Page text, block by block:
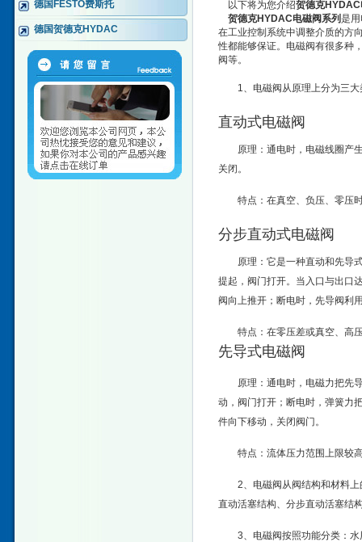
德国FESTO费斯托
德国贺德克HYDAC
以下将为您介绍贺德克
贺德克HYDAC电磁阀系列是
在工业控制系统中调整介质的方
性都能够保证。电磁阀有很多种
阀等。
1、电磁阀从原理上分为三大
直动式电磁阀
原理：通电时，电磁线圈产
关闭。
特点：在真空、负压、零压
分步直动式电磁阀
原理：它是一种直动和先导
提起，阀门打开。当入口与出口
阀向上推开；断电时，先导阀利
特点：在零压差或真空、高
先导式电磁阀
原理：通电时，电磁力把先
动，阀门打开；断电时，弹簧力
件向下移动，关闭阀门。
特点：流体压力范围上限较
2、电磁阀从阀结构和材料
直动活塞结构、分步直动活塞结
3、电磁阀按照功能分类：